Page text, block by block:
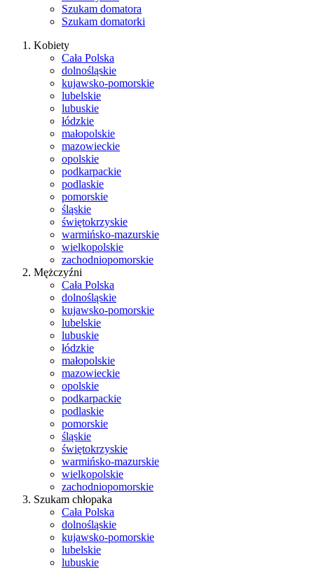
Szukam domatora
Szukam domatorki
Kobiety
Cała Polska
dolnośląskie
kujawsko-pomorskie
lubelskie
lubuskie
łódzkie
małopolskie
mazowieckie
opolskie
podkarpackie
podlaskie
pomorskie
śląskie
świętokrzyskie
warmińsko-mazurskie
wielkopolskie
zachodniopomorskie
Mężczyźni
Cała Polska
dolnośląskie
kujawsko-pomorskie
lubelskie
lubuskie
łódzkie
małopolskie
mazowieckie
opolskie
podkarpackie
podlaskie
pomorskie
śląskie
świętokrzyskie
warmińsko-mazurskie
wielkopolskie
zachodniopomorskie
Szukam chłopaka
Cała Polska
dolnośląskie
kujawsko-pomorskie
lubelskie
lubuskie